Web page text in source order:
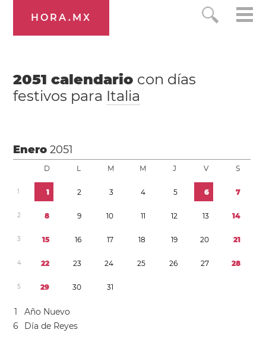
HORA.MX
2051 calendario con días
festivos para Italia
Enero2051
D L M M J V S
1 1 2 3 4 5 6 7
2 8 9 10 11 12 13 14
3 15 16 17 18 19 20 21
4 22 23 24 25 26 27 28
5 29 30 31
1
Año Nuevo
6
Día de Reyes